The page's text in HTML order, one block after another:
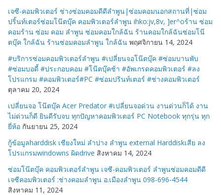
เจซี-คอมพิวเตอร์ ช่างซ่อมคอมดีดีลำพูน|ซ่อมคอมนอกสถานที่|ซ่อม
ปริ้นท์เตอร์ซ่อมโน๊ตบุ๊ค คอมพิวเตอร์ลำพูน ihko:jv,8v, ]er^oร้าน ซ่อม
คอมร้าน ซ่อม คอม ลำพูน ซ่อมคอมใกล้ฉัน ร้านคอมใกล้ฉันซ่อมโน๊
ตบุ๊ค ใกล้ฉัน ร้านซ่อมคอมลำพูน ใกล้ฉัน พฤศจิกายน 14, 2024
#บริการซ่อมคอมพิวเตอร์ลำพูน #เปลี่ยนจอโน๊ตบุ๊ค #ซ่อมบานพับ
#ซ่อมบอดี้ #ประกอบคอม #โน๊ตบุ๊คช้า #อัพเกรดคอมพิวเตอร์ #ลง
โปรแกรม #คอมพิวเตอร์#PC #ซ่อมปรินท์เตอร์ #ช่างคอมพิวเตอร์
ตุลาคม 20, 2024
เปลี่ยนจอ โน๊ตบุ๊ค Acer Predator #เปลี่ยนจอด่วน งานด่วนก็ได้ งาน
ไม่ด่วนก็ดี ยินดีรับจบ ทุกปัญหาคอมพิวเตอร์ PC Notebook ทุกรุ่น ทุก
ยี่ห้อ กันยายน 25, 2024
กู้ข้อมูลharddisk เชียงใหม่ ลำปาง ลำพูน external Harddiskเสีย ลง
โปรแกรมwindowns ผิดdrive สิงหาคม 14, 2024
ซ่อมโน๊ตบุ๊ค คอมพิวเตอร์ลำพูน เจซี-คอมพิวเตอร์ ลำพูนซ่อมคอมดีดี
เจซีคอมพิวเตอร์ :ช่างคอมลำพูน อ.เมืองลำพูน 098-696-4544
สิงหาคม 11, 2024